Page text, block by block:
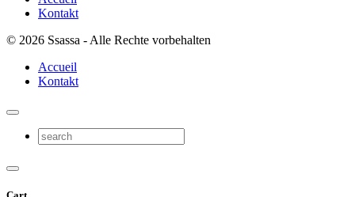
Kontakt
© 2026 Ssassa - Alle Rechte vorbehalten
Accueil
Kontakt